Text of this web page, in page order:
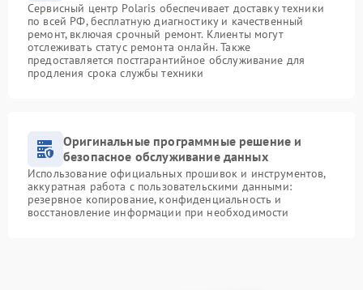
Сервисный центр Polaris обеспечивает доставку техники
по всей РФ, бесплатную диагностику и качественный
ремонт, включая срочный ремонт. Клиенты могут
отслеживать статус ремонта онлайн. Также
предоставляется постгарантийное обслуживание для
продления срока службы техники
Оригинальные программные решение и
безопасное обслуживание данных
Использование официальных прошивок и инструментов,
аккуратная работа с пользовательскими данными:
резервное копирование, конфиденциальность и
восстановление информации при необходимости